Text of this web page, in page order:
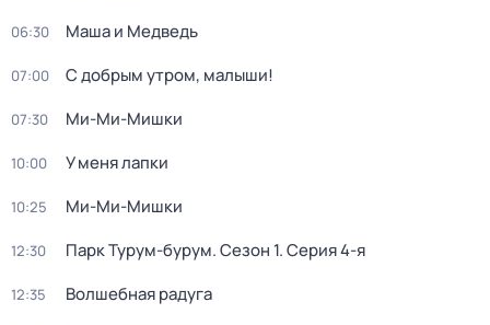
06:30 Маша и Медведь
07:00 С добрым утром, малыши!
07:30 Ми-Ми-Мишки
10:00 У меня лапки
10:25 Ми-Ми-Мишки
12:30 Парк Турум-бурум. Сезон 1. Серия 4-я
12:35 Волшебная радуга